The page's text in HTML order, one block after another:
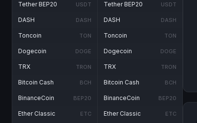
Tether BEP20 USDT
DASH DASH
Toncoin TON
Dogecoin DOGE
TRX TRON
Bitcoin Cash BCH
BinanceCoin BEP20
Ether Classic ETC
Tether BEP20 USDT
DASH DASH
Toncoin TON
Dogecoin DOGE
TRX TRON
Bitcoin Cash BCH
BinanceCoin BEP20
Ether Classic ETC